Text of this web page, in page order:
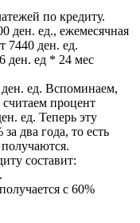
по кредиту.
ден. ед., ежемесячная
7440 ден. ед.
ден. ед * 24 мес
ед. Вспоминаем,
процент
ед. Теперь эту
два года, то есть
составит:
с 60%